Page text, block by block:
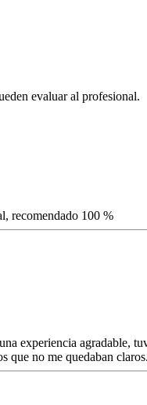
evaluar al profesional.
recomendado 100 %
experiencia agradable,
que no me quedaban